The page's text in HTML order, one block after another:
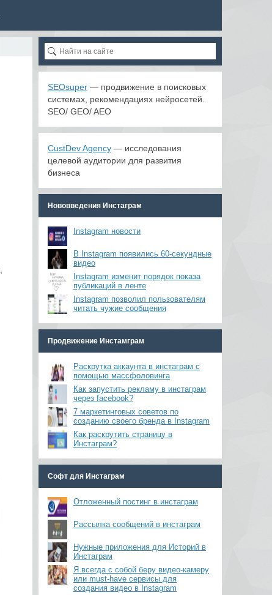
SEOsuper — продвижение в поисковых
системах, рекомендациях нейросетей.
SEO/ GEO/ AEO
CustDev Agency — исследования
целевой аудитории для развития
бизнеса
Нововведения Инстаграм
Instagram новости
В Instagram появились 60-секундные
видео
Instagram изменит порядок показа
публикаций в ленте
Instagram позволил пользователям
читать чужие сообщения
Продвижение Инстамграм
Раскрутка аккаунта в инстаграм с
помощью массфоловинга
Как запустить рекламу в инстаграм
через facebook?
7 маркетинговых советов по
созданию своего бренда в Instagram
Как раскрутить страницу в
Инстаграм?
Софт для Инстаграм
Отложенный постинг в инстаграм
Рассылка сообщений в инстаграм
Нужные приложения для Историй в
Инстаграм
Я всегда с собой беру видео-камеру
или must-have сервисы для
создания видео в Instagram